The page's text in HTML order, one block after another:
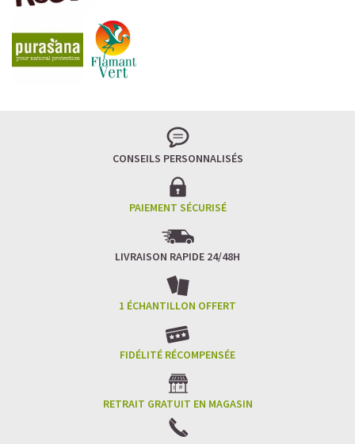
CONSEILS PERSONNALISÉS
PAIEMENT SÉCURISÉ
LIVRAISON RAPIDE 24/48H
1 ÉCHANTILLON OFFERT
FIDÉLITÉ RÉCOMPENSÉE
RETRAIT GRATUIT EN MAGASIN